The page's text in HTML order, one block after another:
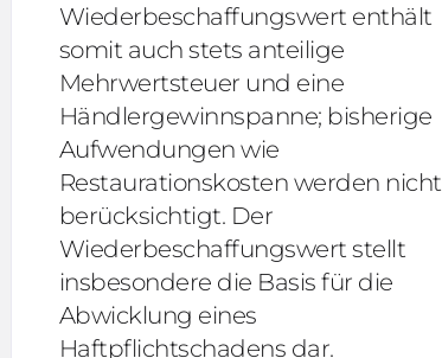
Wiederbeschaffungswert enthält
somit auch stets anteilige
Mehrwertsteuer und eine
Händlergewinnspanne; bisherige
Aufwendungen wie
Restaurationskosten werden nicht
berücksichtigt. Der
Wiederbeschaffungswert stellt
insbesondere die Basis für die
Abwicklung eines
Haftpflichtschadens dar.